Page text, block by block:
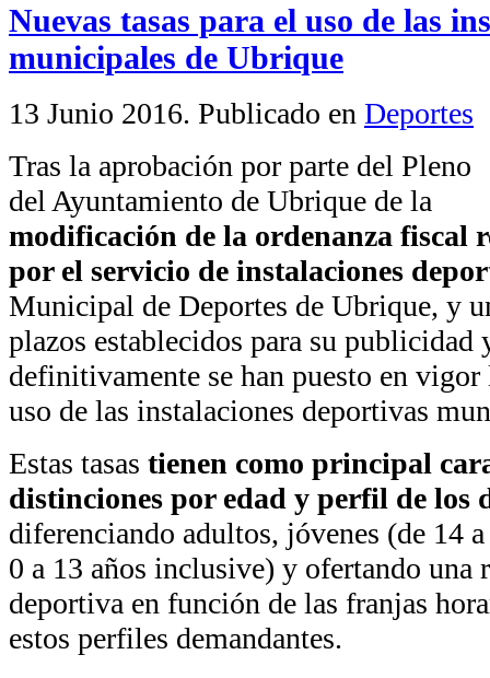
Nuevas tasas para el uso de las
municipales de Ubrique
13 Junio 2016. Publicado en Deportes
Tras la aprobación por parte del Pleno
del Ayuntamiento de Ubrique de la
modificación de la ordenanza fiscal
por el servicio de instalaciones
Municipal de Deportes de Ubrique, y
plazos establecidos para su publicidad
definitivamente se han puesto en vigor
uso de las instalaciones deportivas
Estas tasas tienen como principal
distinciones por edad y perfil de los
diferenciando adultos, jóvenes (de 14
0 a 13 años inclusive) y ofertando una
deportiva en función de las franjas
estos perfiles demandantes.